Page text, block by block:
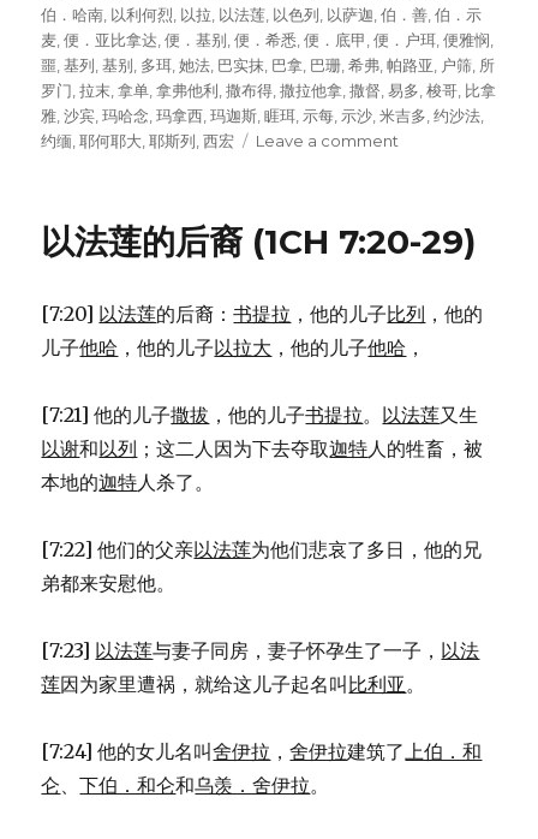
伯．哈南 以利何烈 以拉 以法莲 以色列 以萨迦 ,伯．善 ,伯．示
麦 ,便．亚比拿达 ,便．基别 ,便．希悉 ,便．底甲 ,便．户珥 ,便雅悯
噩 ,基列 ,基别 多珥 ,她法 巴实抹 巴拿 巴珊 ,希弗 ,帕路亚 户筛 所
罗门 ,拉末 ,拿单 ,拿弗他利 ,撒布得 ,撒拉他拿 ,撒督 ,易多 ,梭哥 比拿
雅 ,沙宾 ,玛哈念 ,玛拿西 ,玛迦斯 ,睚珥 示每 示沙 ,米吉多 ,约沙法
约缅 ,耶何耶大 ,耶斯列 ,西宏 Leave a comment
的
(1KI
4:1-
以法莲的后裔 (1CH 7:20-29)
[7:20] 以法莲的后裔：书提拉 ，他的儿子比列 ，他的
儿子他哈 ，他的儿子以拉大 ，他的儿子他哈 ，
[7:21] 他的儿子撒拔 ，他的儿子书提拉。 以法莲又生
以谢和以列 ；这二人因为下去夺取迦特人的牲畜，被
本地的迦特人杀了。
[7:22] 他们的父亲以法莲为他们悲哀了多日，他的兄
弟都来安慰他。
[7:23] 以法莲与妻子同房，妻子怀孕生了一子， 以法
莲因为家里遭祸，就给这儿子起名叫 比利亚。
[7:24] 他的女儿名叫舍伊拉 ，舍伊拉建筑了上伯．和
仑、下伯．和仑和乌羡．舍伊拉。